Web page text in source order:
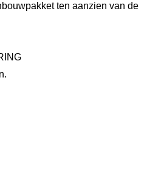
ten aanzien van de